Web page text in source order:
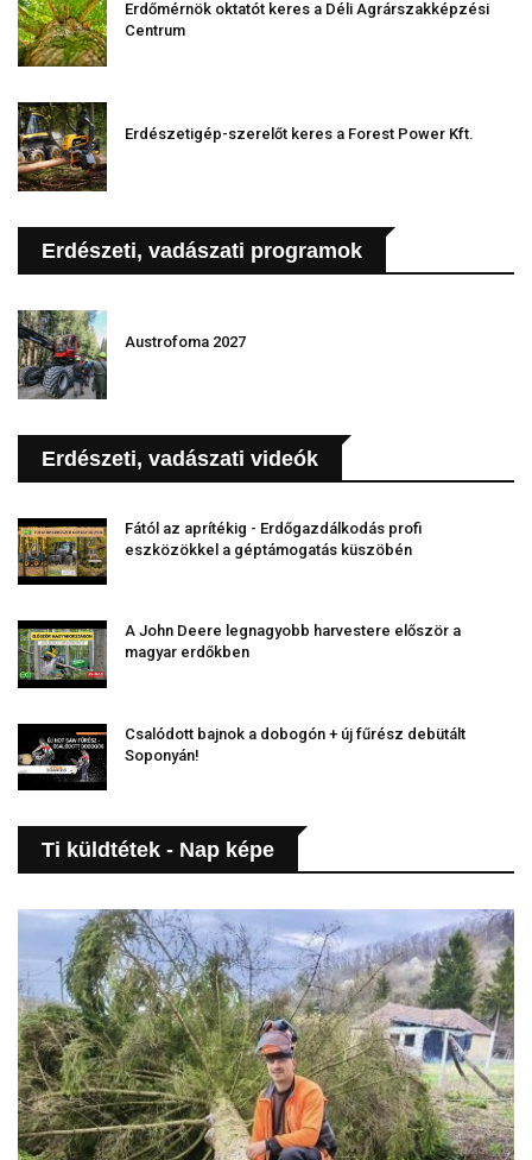
Erdőmérnök oktatót keres a Déli Agrárszakképzési
Centrum
Erdészetigép-szerelőt keres a Forest Power Kft.
Erdészeti, vadászati programok
Austrofoma 2027
Erdészeti, vadászati videók
Fától az aprítékig - Erdőgazdálkodás profi
eszközökkel a géptámogatás küszöbén
A John Deere legnagyobb harvestere először a
magyar erdőkben
Csalódott bajnok a dobogón + új fűrész debütált
Soponyán!
Ti küldtétek - Nap képe